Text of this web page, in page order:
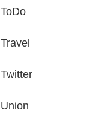
ToDo
Travel
Twitter
Union